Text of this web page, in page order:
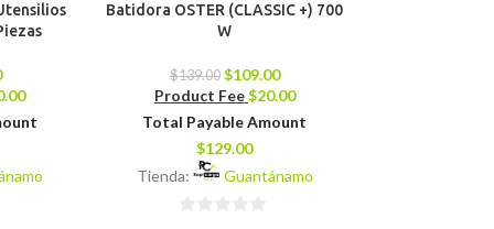
Batidora OSTER (CLASSIC +) 700
W
$139.00 $109.00
Product Fee$20.00
Total Payable Amount
$129.00
Tienda:
Guantánamo